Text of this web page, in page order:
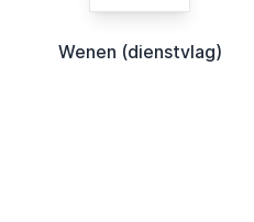
Wenen (dienstvlag)